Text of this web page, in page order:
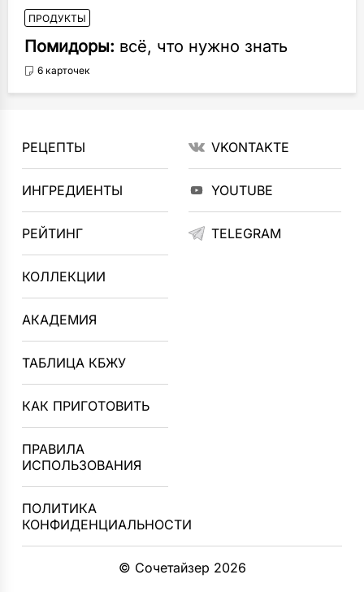
ПРОДУКТЫ
Помидоры: всё, что нужно знать
6 карточек
РЕЦЕПТЫ
ИНГРЕДИЕНТЫ
РЕЙТИНГ
КОЛЛЕКЦИИ
АКАДЕМИЯ
ТАБЛИЦА КБЖУ
КАК ПРИГОТОВИТЬ
ПРАВИЛА
ИСПОЛЬЗОВАНИЯ
ПОЛИТИКА
КОНФИДЕНЦИАЛЬНОСТИ
VKONTAKTE
YOUTUBE
TELEGRAM
© Сочетайзер 2026